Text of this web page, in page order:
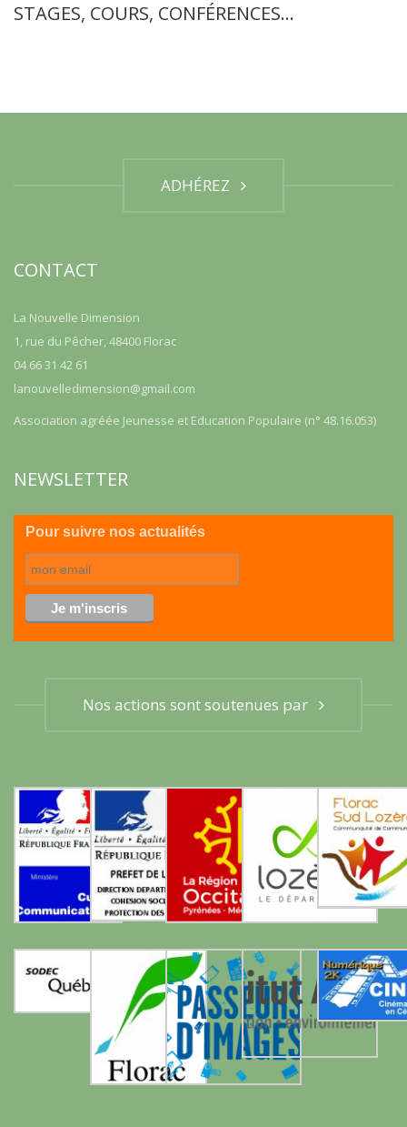
STAGES, COURS, CONFÉRENCES…
ADHÉREZ
CONTACT
La Nouvelle Dimension
1, rue du Pêcher, 48400 Florac
04 66 31 42 61
lanouvelledimension@gmail.com
Association agréée Jeunesse et Education Populaire (n° 48.16.053)
NEWSLETTER
Pour suivre nos actualités
Nos actions sont soutenues par